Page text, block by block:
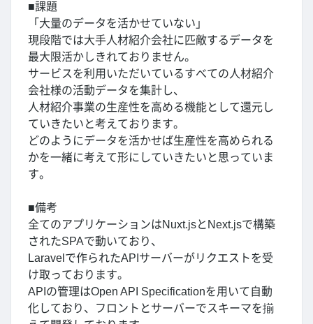
■課題
「大量のデータを活かせていない」
現段階では大手人材紹介会社に匹敵するデータを
最大限活かしきれておりません。
サービスを利用いただいているすべての人材紹介
会社様の活動データを集計し、
人材紹介事業の生産性を高める機能として還元し
ていきたいと考えております。
どのようにデータを活かせば生産性を高められる
かを一緒に考えて形にしていきたいと思っていま
す。
■備考
全てのアプリケーションはNuxt.jsとNext.jsで構築
されたSPAで動いており、
Laravelで作られたAPIサーバーがリクエストを受
け取っております。
APIの管理はOpen API Specificationを用いて自動
化しており、フロントとサーバーでスキーマを揃